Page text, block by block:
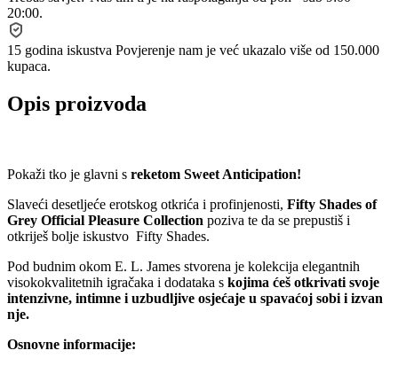
20:00.
15 godina iskustva Povjerenje nam je već ukazalo više od 150.000
kupaca.
Opis proizvoda
Pokaži tko je glavni s reketom Sweet Anticipation!
Slaveći desetljeće erotskog otkrića i profinjenosti, Fifty Shades of
Grey Official Pleasure Collection poziva te da se prepustiš i
otkriješ bolje iskustvo Fifty Shades.
Pod budnim okom E. L. James stvorena je kolekcija elegantnih
visokokvalitetnih igračaka i dodataka s kojima ćeš otkrivati ​​svoje
intenzivne, intimne i uzbudljive osjećaje u spavaćoj sobi i izvan
nje.
Osnovne informacije: